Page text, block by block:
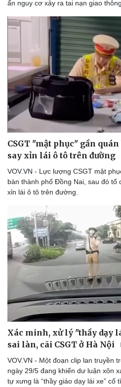
Thể thao
Bóng đá
Lịch thi đấu bóng đá
Thế giới thể thao
eSports
Hậu trường
ẩn nguy cơ xảy ra tai nạn giao
CSGT "mật phục" gần
say xỉn lái ô tô trên đường
VOV.VN - Lực lượng CSGT mật
bàn thành phố Đồng Nai, sau đó tổ
xỉn lái ô tô trên đường.
Xác minh, xử lý "thầy dạy
sai làn, cãi CSGT ở Hà Nội
VOV.VN - Một đoạn clip lan truyền
ngày 29/5 đang khiến dư luận xôn
tự xưng là “thầy giáo dạy lái xe” cố